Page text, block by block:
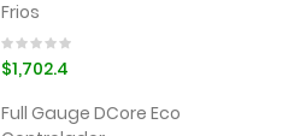
Frios
$1,702.4
Full Gauge DCore Eco